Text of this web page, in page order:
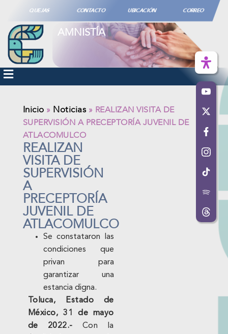
QUEJAS CONTACTO UBICACIÓN CORREO
AMNISTÍA
Inicio » Noticias» REALIZAN VISITA DE
SUPERVISIÓN A PRECEPTORÍA JUVENIL DE
ATLACOMULCO
REALIZAN
VISITA DE
SUPERVISIÓN
A
PRECEPTORÍA
JUVENIL DE
ATLACOMULCO
Se constataron las
condiciones que
privan para
garantizar una
estancia digna.
Toluca, Estado de
México, 31 de mayo
de 2022.- Con la